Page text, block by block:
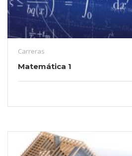
Carreras
Matemática 1